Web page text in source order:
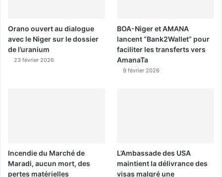
Orano ouvert au dialogue
avec le Niger sur le dossier
de l’uranium
23 février 2026
BOA-Niger et AMANA
lancent “Bank2Wallet” pour
faciliter les transferts vers
AmanaTa
9 février 2026
Incendie du Marché de
Maradi, aucun mort, des
pertes matérielles
L’Ambassade des USA
maintient la délivrance des
visas malgré une